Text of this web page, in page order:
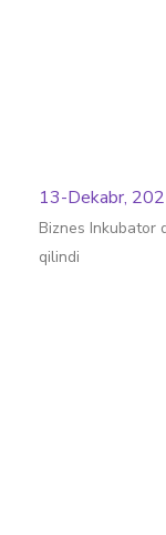
13-Dekabr,
Biznes Inkubator
qilindi